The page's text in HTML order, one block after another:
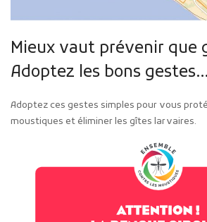
Mieux vaut prévenir que
Adoptez les bons gestes…
Adoptez ces gestes simples pour vous
moustiques et éliminer les gîtes larvaires.